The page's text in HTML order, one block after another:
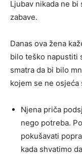
Ljubav nikada ne
zabave.
Danas ova žena
bilo teško napustiti
smatra da bi bilo
kojem se ne
Njena priča
nego potreba.
pokušavati
kada shvatimo